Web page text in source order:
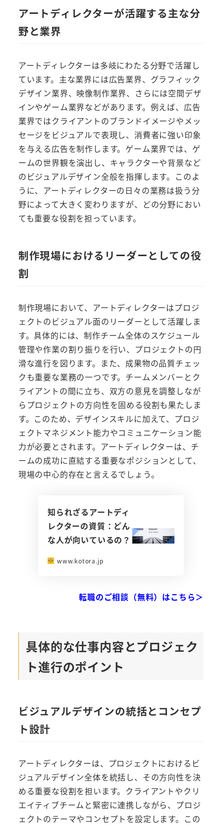
アートディレクターが活躍する主な分
野と業界
アートディレクターは多岐にわたる分野で活躍し
ています。主な業界には広告業界、グラフィック
デザイン業界、映像制作業界、さらには空間デザ
インやゲーム業界などがあります。例えば、広告
業界ではクライアントのブランドイメージやメッ
セージをビジュアルで表現し、消費者に強い印象
を与える広告を制作します。ゲーム業界では、ゲ
ームの世界観を演出し、キャラクターや背景など
のビジュアルデザイン全般を指揮します。このよ
うに、アートディレクターの日々の業務は扱う分
野によって大きく変わりますが、どの分野におい
ても重要な役割を担っています。
制作現場におけるリーダーとしての役
割
制作現場において、アートディレクターはプロジ
ェクトのビジュアル面のリーダーとして活躍しま
す。具体的には、制作チーム全体のスケジュール
管理や作業の割り振りを行い、プロジェクトの円
滑な進行を図ります。また、成果物の品質チェッ
クも重要な業務の一つです。チームメンバーとク
ライアントの間に立ち、双方の意見を調整しなが
らプロジェクトの方向性を固める役割も果たしま
す。このため、デザインスキルに加えて、プロジ
ェクトマネジメント能力やコミュニケーション能
力が必要とされます。アートディレクターは、チ
ームの成功に直結する重要なポジションとして、
現場の中心的存在と言えるでしょう。
知られざるアートディ
レクターの資質：どん
な人が向いているの？
www.kotora.jp
転職のご相談（無料）はこちら＞
具体的な仕事内容とプロジェク
ト進行のポイント
ビジュアルデザインの統括とコンセプ
ト設計
アートディレクターは、プロジェクトにおけるビ
ジュアルデザイン全体を統括し、その方向性を決
める重要な役割を担います。クライアントやクリ
エイティブチームと緊密に連携しながら、プロジ
ェクトのテーマやコンセプトを設定します。この